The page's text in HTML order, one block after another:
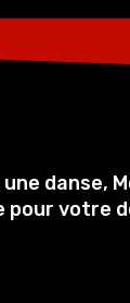
danse,
pour votre